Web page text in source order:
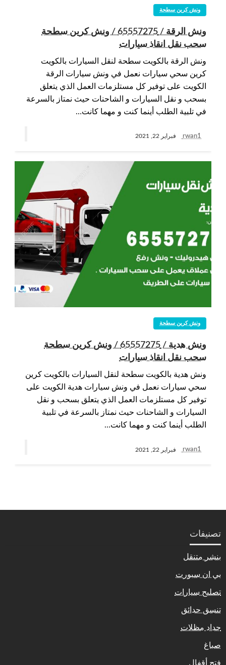
ونش كرين سطحة
ونش الرقة / 65557275 / ونش كرين سطحة
سحب نقل انقاذ سيارات
ونش الرقة بالكويت سطحة لنقل السيارات بالكويت
كرين سحي سيارات نعمل في ونش سيارات الرقة
الكويت على توفير كل مستلزمات العمل الذي يتعلق
بسحب و نقل السيارات و الشاحنات حيث نمتاز بالسرعة
في تلبية الطلب أينما كنت و مهما كانت…
rwan1 فبراير 22, 2021
ونش كرين سطحة
ونش هدية / 65557275 / ونش كرين سطحة
سحب نقل انقاذ سيارات
ونش هدية بالكويت سطحة لنقل السيارات بالكويت كرين
سحي سيارات نعمل في ونش سيارات هدية الكويت على
توفير كل مستلزمات العمل الذي يتعلق بسحب و نقل
السيارات و الشاحنات حيث نمتاز بالسرعة في تلبية
الطلب أينما كنت و مهما كانت…
rwan1 فبراير 22, 2021
تصنيفات
بنشر متنقل
بي ان سبورت
تصليح سيارات
تنسق حدائق
حداد مظلات
صباغ
فتح أقفال